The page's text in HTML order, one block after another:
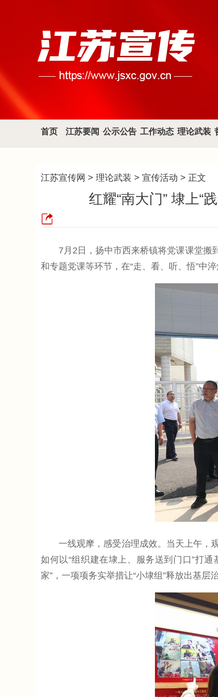
首页 江苏要闻 公示公告 工作动态 理论武装
江苏宣传网 > 理论武装 > 宣传活动 > 正文
红耀“南大门” 埭上“
7月2日，扬中市西来桥镇将党课课堂搬到
和专题党课等环节，在“走、看、听、悟”中
一线观摩，感受治理成效。当天上午，观
如何以“组织建在埭上、服务送到门口”打
家”，一项项务实举措让“小埭组”释放出基层治